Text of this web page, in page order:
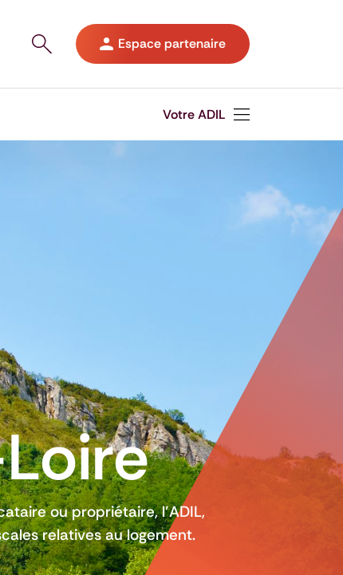
Ouvrir le panneau de recherche sur le site
Espace partenaire
Votre ADIL
ou propriétaire, l’ADIL,
relatives au logement.